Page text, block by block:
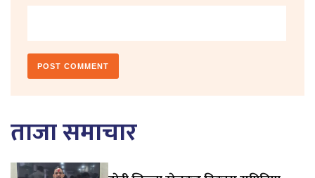
ताजा समाचार